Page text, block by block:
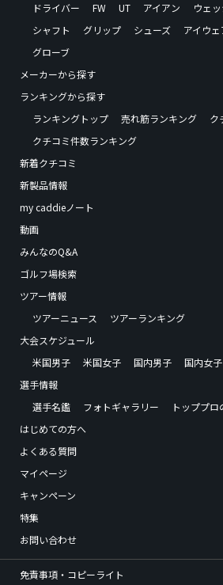
ドライバー
FW UT アイアン ウェ
シャフト
グリップ シューズ アイウェ
グローブ
メーカーから探す
ランキングから探す
ランキングトップ
売れ筋ランキング
ク
クチコミ件数ランキング
新着クチコミ
新製品情報
my caddieノート
動画
みんなのQ&A
ゴルフ場検索
ツアー情報
ツアーニュース
ツアーランキング
大会スケジュール
米国男子
米国女子 国内男子
国内女子
選手情報
選手名鑑
フォトギャラリー
トッププ
はじめての方へ
よくある質問
マイページ
キャンペーン
特集
お問い合わせ
免責事項・コピーライト